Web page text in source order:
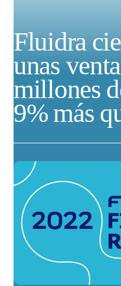
Fluidra
unas
millones
9% más